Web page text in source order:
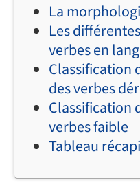
La
Les
verbes en
Classification
des verbes
Classification
verbes faible
Tableau